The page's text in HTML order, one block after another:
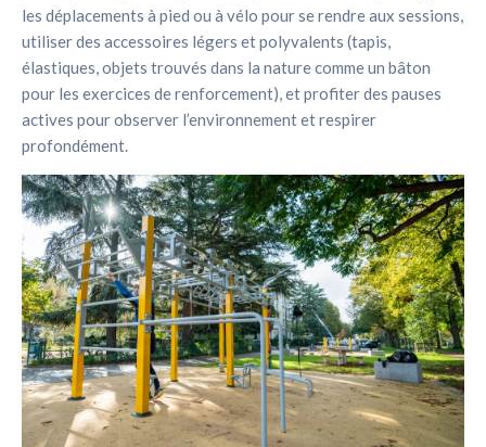
les déplacements à pied ou à vélo pour se rendre aux sessions,
utiliser des accessoires légers et polyvalents (tapis,
élastiques, objets trouvés dans la nature comme un bâton
pour les exercices de renforcement), et profiter des pauses
actives pour observer l’environnement et respirer
profondément.